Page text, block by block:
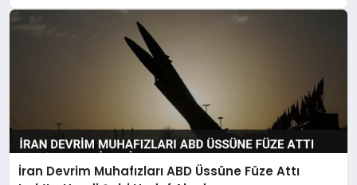
İran Devrim Muhafızları ABD Üssüne Füze Attı